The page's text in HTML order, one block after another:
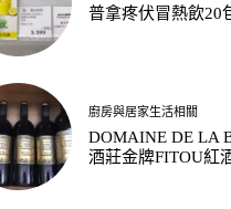
普拿疼伏冒熱飲20
廚房與居家生活相關
DOMAINE DE LA
酒莊金牌FITOU紅